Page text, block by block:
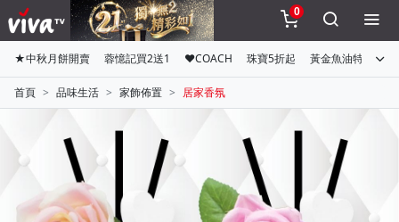
0
★中秋月餅開賣 蓉憶記買2送1 ♥COACH 珠寶5折起 黃金魚油特惠組
首頁 品味生活 家飾佈置 居家香氛